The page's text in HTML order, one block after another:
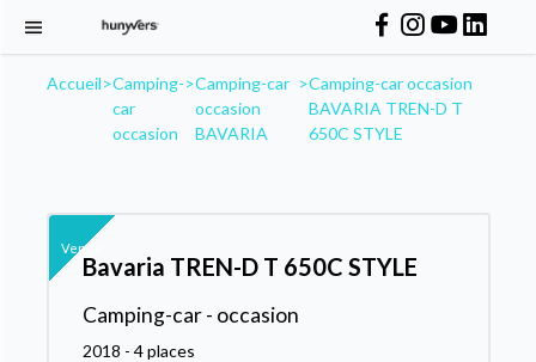
Accueil>Camping-
car
occasion
>Camping-car
occasion
BAVARIA
>Camping-car occasion
BAVARIA TREN-D T
650C STYLE
Vendu
Bavaria TREN-D T 650C STYLE
Camping-car - occasion
2018 - 4 places